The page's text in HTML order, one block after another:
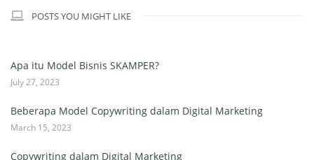
POSTS YOU MIGHT LIKE
Apa itu Model Bisnis SKAMPER?
July 27, 2023
Beberapa Model Copywriting dalam Digital Marketing
March 15, 2023
Copywriting dalam Digital Marketing